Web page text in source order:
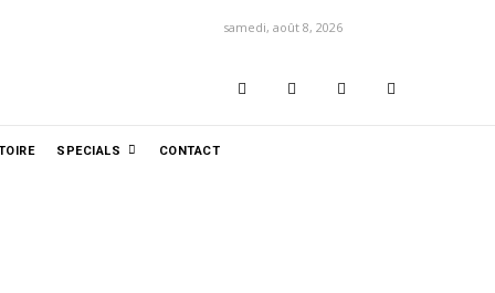
samedi, août 8, 2026
SPECIALS CONTACT